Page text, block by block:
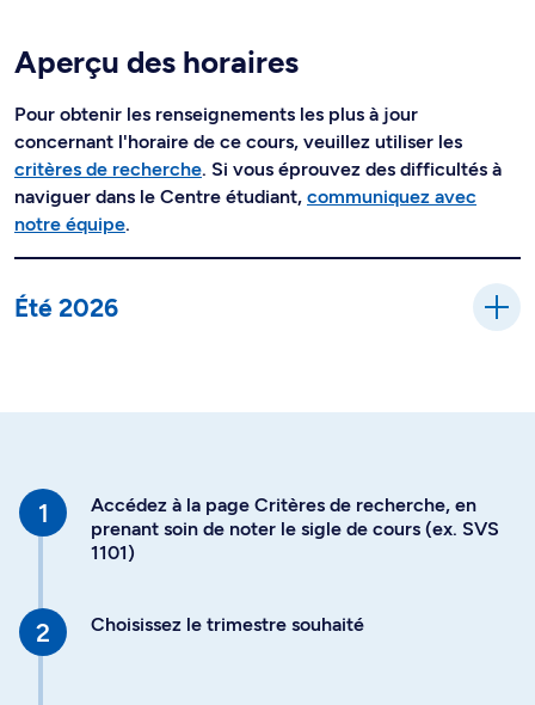
Aperçu des horaires
Pour obtenir les renseignements les plus à jour
concernant l'horaire de ce cours, veuillez utiliser les
critères de recherche. Si vous éprouvez des difficultés à
naviguer dans le Centre étudiant, communiquez avec
notre équipe.
Été 2026
Accédez à la page Critères de recherche, en
prenant soin de noter le sigle de cours (ex. SVS
1101)
Choisissez le trimestre souhaité